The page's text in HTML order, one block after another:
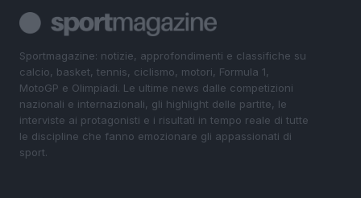
Sportmagazine: notizie, approfondimenti e classifiche su
calcio, basket, tennis, ciclismo, motori, Formula 1,
MotoGP e Olimpiadi. Le ultime news dalle competizioni
nazionali e internazionali, gli highlight delle partite, le
interviste ai protagonisti e i risultati in tempo reale di tutte
le discipline che fanno emozionare gli appassionati di
sport.